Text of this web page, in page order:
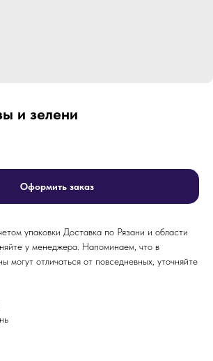
и зелени
Оформить заказ
упаковки Доставка по Рязани и области
у менеджера. Напоминаем, что в
могут отличаться от повседневных, уточняйте